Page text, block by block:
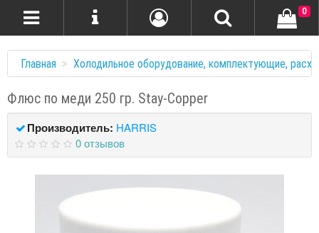
0
Главная Холодильное оборудование, комплектующие,
Флюс по меди 250 гр. Stay-Copper
Производитель: HARRIS
0 отзывов